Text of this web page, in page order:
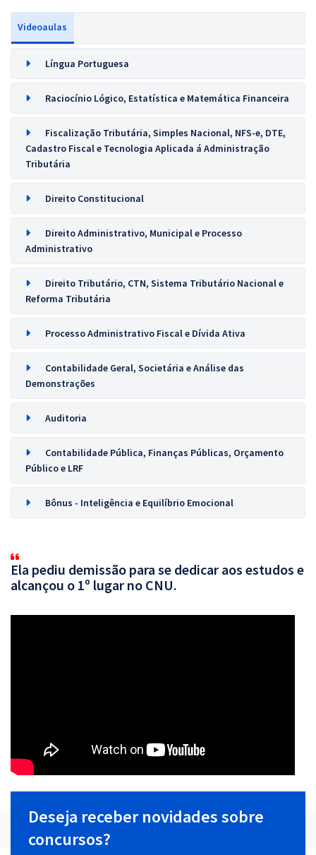
Videoaulas
Língua Portuguesa
Raciocínio Lógico, Estatística e Matemática Financeira
Fiscalização Tributária, Simples Nacional, NFS-e, DTE,
Cadastro Fiscal e Tecnologia Aplicada á Administração
Tributária
Direito Constitucional
Direito Administrativo, Municipal e Processo
Administrativo
Direito Tributário, CTN, Sistema Tributário Nacional e
Reforma Tributária
Processo Administrativo Fiscal e Dívida Ativa
Contabilidade Geral, Societária e Análise das
Demonstrações
Auditoria
Contabilidade Pública, Finanças Públicas, Orçamento
Público e LRF
Bônus - Inteligência e Equilíbrio Emocional
Ela pediu demissão para se dedicar aos estudos e
alcançou o 1º lugar no CNU.
Deseja receber novidades sobre
concursos?